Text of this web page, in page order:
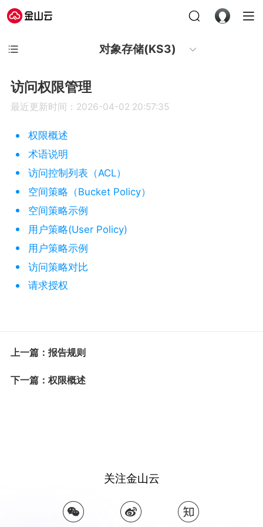
对象存储(KS3)
访问权限管理
最近更新时间：2026-04-02 20:57:35
权限概述
术语说明
访问控制列表（ACL）
空间策略（Bucket Policy）
空间策略示例
用户策略(User Policy)
用户策略示例
访问策略对比
请求授权
上一篇：报告规则
下一篇：权限概述
关注金山云